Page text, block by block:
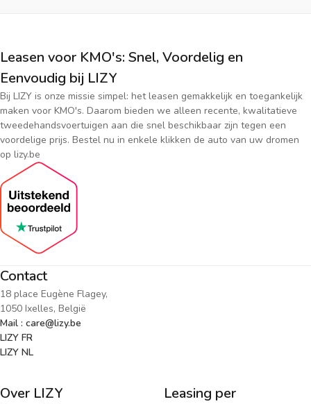
Leasen voor KMO's: Snel, Voordelig en
Eenvoudig bij LIZY
Bij LIZY is onze missie simpel: het leasen gemakkelijk en toegankelijk
maken voor KMO's. Daarom bieden we alleen recente, kwalitatieve
tweedehandsvoertuigen aan die snel beschikbaar zijn tegen een
voordelige prijs. Bestel nu in enkele klikken de auto van uw dromen
op lizy.be
Contact
18 place Eugène Flagey,
1050 Ixelles, België
Mail : care@lizy.be
LIZY FR
LIZY NL
Over LIZY
Leasing per